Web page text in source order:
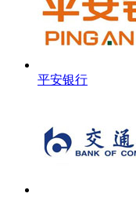
平安银行